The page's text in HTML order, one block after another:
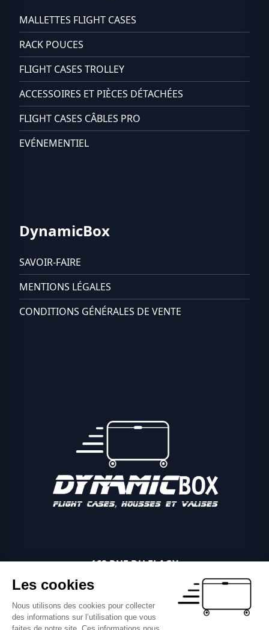
MALLETTES FLIGHT CASES
RACK POUCES
FLIGHT CASES TROLLEY
ACCESSOIRES ET PIÈCES DÉTACHÉES
FLIGHT CASES CÂBLES PRO
EVÉNEMENTIEL
DynamicBox
SAVOIR-FAIRE
MENTIONS LÉGALES
CONDITIONS GÉNÉRALES DE VENTE
162 RUE DU FLAGY
NOUS ÉCRIRE PAR MAIL
Les cookies
Nous utilisons des cookies pour collecter
des informations sur l’utilisation que vous
faites de notre site. Ces informations nous